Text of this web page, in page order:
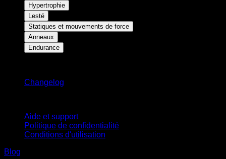
Hypertrophie
Lesté
Statiques et mouvements de force
Anneaux
Endurance
Changelog
Aide et support
Politique de confidentialité
Conditions d'utilisation
Blog